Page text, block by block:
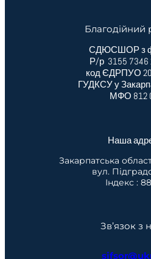
Благодійний
СДЮСШОР з
Р/р 3155 7346
код ЄДРПУО 20
ГУДКСУ у
МФО 812
Наша
Закарпатська
вул.
Індекс :
Зв’язок з